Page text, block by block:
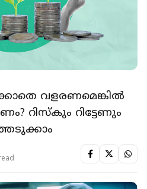
വളരണമെങ്കിൽ
റിസ്കും റിട്ടേണും